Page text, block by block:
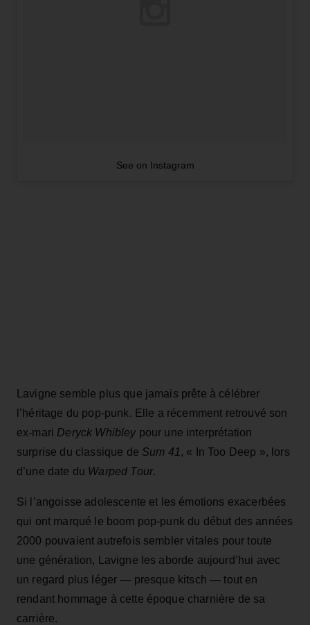
See on Instagram
Lavigne semble plus que jamais prête à célébrer
l’héritage du pop-punk. Elle a récemment retrouvé son
ex-mari Deryck Whibleypour une interprétation
surprise du classique de Sum 41, « In Too Deep », lors
d’une date du Warped Tour.
Si l’angoisse adolescente et les émotions exacerbées
qui ont marqué le boom pop-punk du début des années
2000 pouvaient autrefois sembler vitales pour toute
une génération, Lavigne les aborde aujourd’hui avec
un regard plus léger — presque kitsch — tout en
rendant hommage à cette époque charnière de sa
carrière.